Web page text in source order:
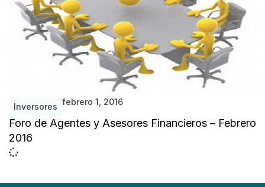
Inversores febrero 1, 2016
Foro de Agentes y Asesores Financieros – Febrero
2016